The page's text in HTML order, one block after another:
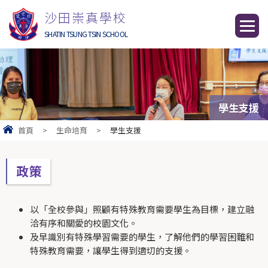
沙田崇真學校
SHATIN TSUNG TSIN SCHOOL
學生支援
首頁 > 生命培育 > 學生支援
政策
以「全校參與」照顧有特殊教育需要學生為目標，建立融
洽有序和關愛的校園文化。
及早識別有特殊學習需要的學生，了解他們的學習困難和
特殊教育需要，讓學生得到適切的支援。